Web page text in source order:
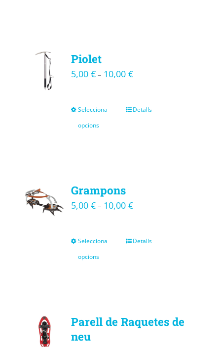
Piolet
5,00 €– 10,00 €
Selecciona
opcions
Detalls
Grampons
5,00 €– 10,00 €
Selecciona
opcions
Detalls
Parell de Raquetes de
neu